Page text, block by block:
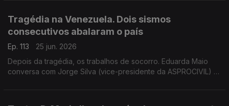
Tragédia na Venezuela. Dois sismos
consecutivos abalaram o país
Ep. 113
25 jun. 2026
Depois da tragédia, os trabalhos de socorro. Eduarda Maio
conversa com Jorge Silva (vice-presidente da ASPROCIVIL) e